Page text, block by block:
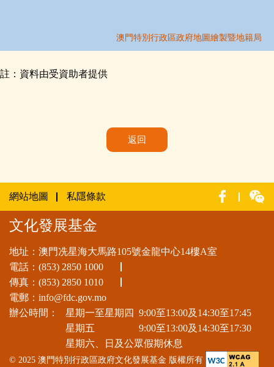
註：資料由受資助者提供
返回
網站地圖 私隱條款
文化發展基金
地址：澳門冼星海大馬路105號金龍中心14樓A室
電話： (853) 2850 1000
傳真：(853) 2850 1010
電郵： info@fdc.gov.mo
辦公時間： 星期一至星期四 9:00至13:00及14:30至17:45
星期五
9:00至13:00及14:30至17:30
星期六、日及公眾假期休息
© 2025 澳門特別行政區政府文化發展基金 版權所有